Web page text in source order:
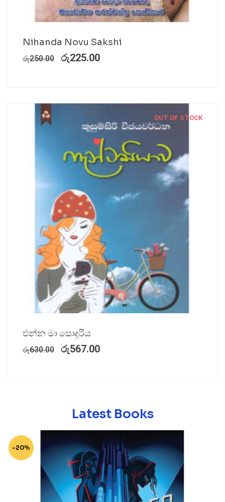
Nihanda Novu Sakshi
රු250.00 රු225.00
OUT OF STOCK
එන්න මා සොදුරිය
රු630.00 රු567.00
Latest Books
-20%